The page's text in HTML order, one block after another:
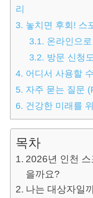
리
3. 놓치면 후회! 스
3.1. 온라인으
3.2. 방문 신청
4. 어디서 사용할
5. 자주 묻는 질문
6. 건강한 미래를
목차
2026년 인천
을까요?
나는 대상자일